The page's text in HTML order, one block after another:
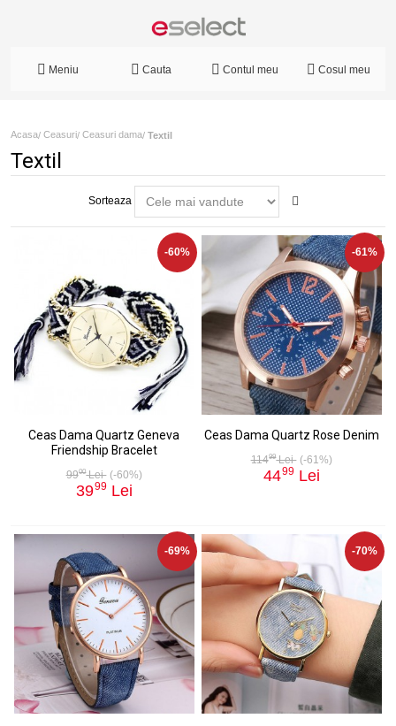
Meniu Cauta Contul meu Cosul meu
Acasa/ Ceasuri/ Ceasuri dama/ Textil
Textil
Sorteaza
-60%
Ceas Dama Quartz Geneva
Friendship Bracelet
9900Lei (-60%)
3999 Lei
-61%
Ceas Dama Quartz Rose Denim
11499Lei (-61%)
4499 Lei
-69% -70%